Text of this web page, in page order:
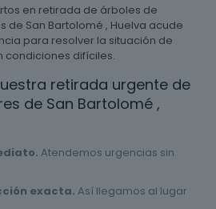
en retirada de árboles de
de San Bartolomé , Huelva acude
para resolver la situación de
condiciones difíciles.
retirada urgente de
de San Bartolomé ,
Atendemos urgencias sin
exacta. Así llegamos al lugar